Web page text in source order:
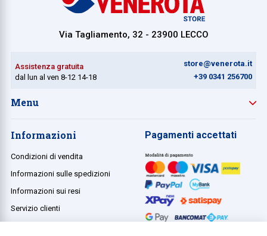
Via Tagliamento, 32 - 23900 LECCO
Assistenza gratuita
dal lun al ven 8-12 14-18
store@venerota.it
+39 0341 256700
Menu
Informazioni
Condizioni di vendita
Informazioni sulle spedizioni
Informazioni sui resi
Servizio clienti
Pagamenti accettati